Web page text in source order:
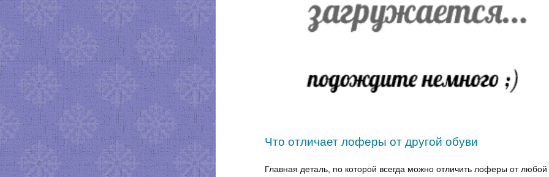
Что отличает лоферы от другой обуви
Главная деталь, по которой всегда можно отличить лоферы от любой